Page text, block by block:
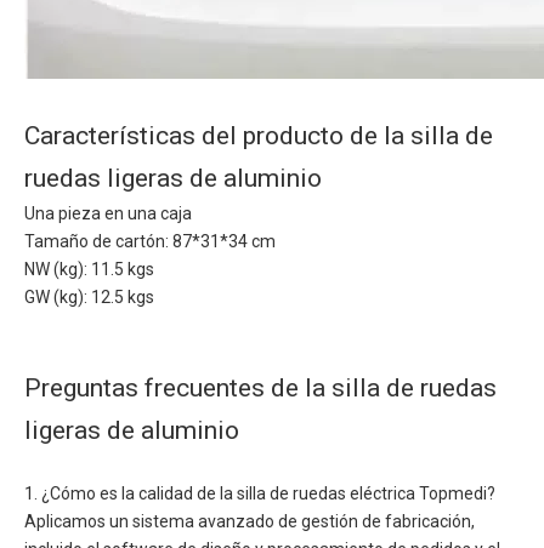
Características del producto de la silla de
ruedas ligeras de aluminio
Una pieza en una caja
Tamaño de cartón: 87*31*34 cm
NW (kg): 11.5 kgs
GW (kg): 12.5 kgs
Preguntas frecuentes de la silla de ruedas
ligeras de aluminio
1. ¿Cómo es la calidad de la silla de ruedas eléctrica Topmedi?
Aplicamos un sistema avanzado de gestión de fabricación,